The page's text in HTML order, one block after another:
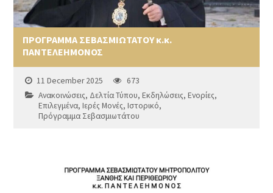
ΠΡΟΓΡΑΜΜΑ ΣΕΒΑΣΜΙΩΤΑΤΟΥ κ.κ.
ΠΑΝΤΕΛΕΗΜΟΝΟΣ
11 December 2025
673
Ανακοινώσεις, Δελτία Τύπου,Εκδηλώσεις,Ενορίες,
Επιλεγμένα,Ιερές Μονές,Ιστορικό,
Πρόγραμμα Σεβασμιωτάτου